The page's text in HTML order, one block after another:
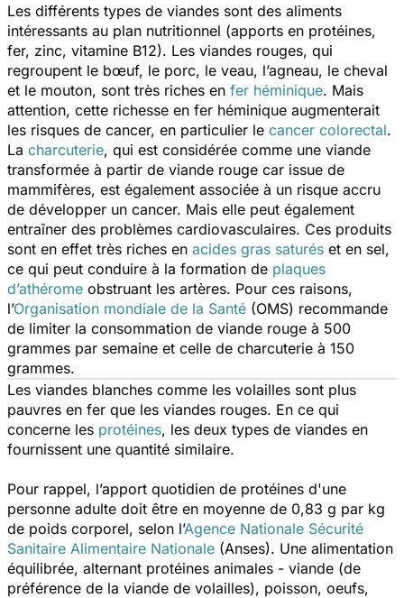
Les différents types de viandes sont des aliments
intéressants au plan nutritionnel (apports en protéines,
fer, zinc, vitamine B12). Les viandes rouges, qui
regroupent le bœuf, le porc, le veau, l’agneau, le cheval
et le mouton, sont très riches en fer héminique. Mais
attention, cette richesse en fer héminique augmenterait
les risques de cancer, en particulier le cancer colorectal.
La charcuterie, qui est considérée comme une viande
transformée à partir de viande rouge car issue de
mammifères, est également associée à un risque accru
de développer un cancer. Mais elle peut également
entraîner des problèmes cardiovasculaires. Ces produits
sont en effet très riches en acides gras saturés et en sel,
ce qui peut conduire à la formation de plaques
d’athérome obstruant les artères. Pour ces raisons,
l’Organisation mondiale de la Santé (OMS) recommande
de limiter la consommation de viande rouge à 500
grammes par semaine et celle de charcuterie à 150
grammes.
Les viandes blanches comme les volailles sont plus
pauvres en fer que les viandes rouges. En ce qui
concerne les protéines, les deux types de viandes en
fournissent une quantité similaire.
Pour rappel, l’apport quotidien de protéines d'une
personne adulte doit être en moyenne de 0,83 g par kg
de poids corporel, selon l’Agence Nationale Sécurité
Sanitaire Alimentaire Nationale (Anses). Une alimentation
équilibrée, alternant protéines animales - viande (de
préférence de la viande de volailles), poisson, oeufs,